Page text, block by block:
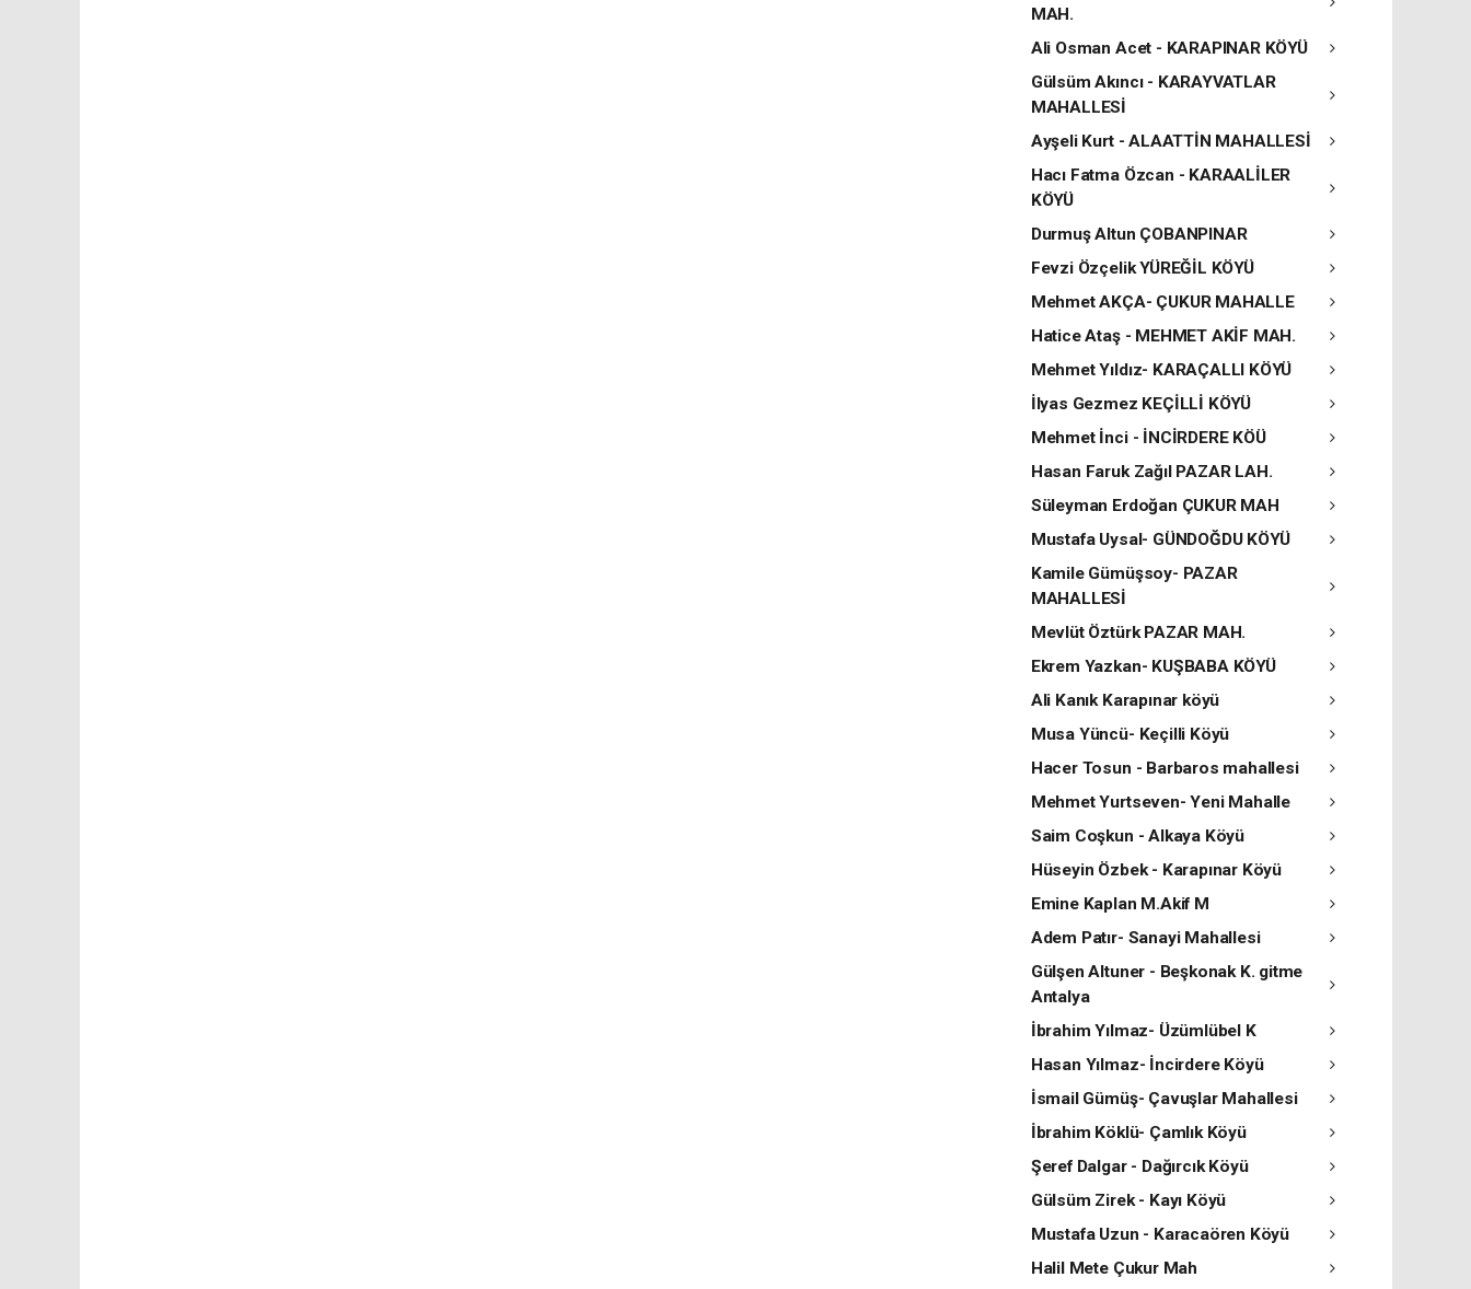
MAH.
Ali Osman Acet - KARAPINAR KÖYÜ
Gülsüm Akıncı - KARAYVATLAR
MAHALLESİ
Ayşeli Kurt - ALAATTİN MAHALLESİ
Hacı Fatma Özcan - KARAALİLER
KÖYÜ
Durmuş Altun ÇOBANPINAR
Fevzi Özçelik YÜREĞİL KÖYÜ
Mehmet AKÇA- ÇUKUR MAHALLE
Hatice Ataş - MEHMET AKİF MAH.
Mehmet Yıldız- KARAÇALLI KÖYÜ
İlyas Gezmez KEÇİLLİ KÖYÜ
Mehmet İnci - İNCİRDERE KÖÜ
Hasan Faruk Zağıl PAZAR LAH.
Süleyman Erdoğan ÇUKUR MAH
Mustafa Uysal- GÜNDOĞDU KÖYÜ
Kamile Gümüşsoy- PAZAR
MAHALLESİ
Mevlüt Öztürk PAZAR MAH.
Ekrem Yazkan- KUŞBABA KÖYÜ
Ali Kanık Karapınar köyü
Musa Yüncü- Keçilli Köyü
Hacer Tosun - Barbaros mahallesi
Mehmet Yurtseven- Yeni Mahalle
Saim Coşkun - Alkaya Köyü
Hüseyin Özbek - Karapınar Köyü
Emine Kaplan M.Akif M
Adem Patır- Sanayi Mahallesi
Gülşen Altuner - Beşkonak K. gitme
Antalya
İbrahim Yılmaz- Üzümlübel K
Hasan Yılmaz- İncirdere Köyü
İsmail Gümüş- Çavuşlar Mahallesi
İbrahim Köklü- Çamlık Köyü
Şeref Dalgar - Dağırcık Köyü
Gülsüm Zirek - Kayı Köyü
Mustafa Uzun - Karacaören Köyü
Halil Mete Çukur Mah